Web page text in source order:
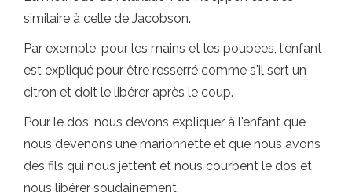
similaire à celle de Jacobson.
Par exemple, pour les mains et les poupées, l'enfant
est expliqué pour être resserré comme s'il sert un
citron et doit le libérer après le coup.
Pour le dos, nous devons expliquer à l'enfant que
nous devenons une marionnette et que nous avons
des fils qui nous jettent et nous courbent le dos et
nous libérer soudainement.